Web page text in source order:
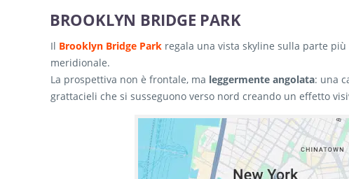
BROOKLYN BRIDGE PARK
Il Brooklyn Bridge Park regala una vista skyline sulla parte
meridionale.
La prospettiva non è frontale, ma leggermente angolata: una
grattacieli che si susseguono verso nord creando un effetto